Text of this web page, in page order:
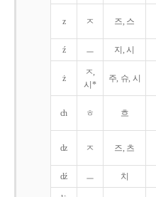
z ㅈ 즈, 스
ź ㅡ 지, 시
ż
ㅈ,
시*
주, 슈, 시
ch ㅎ 흐
dz ㅈ 즈, 츠
dź ㅡ 치